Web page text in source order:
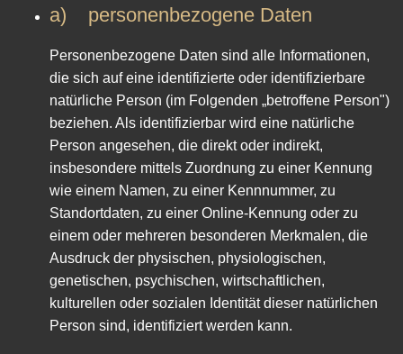
a) personenbezogene Daten
Personenbezogene Daten sind alle Informationen,
die sich auf eine identifizierte oder identifizierbare
natürliche Person (im Folgenden „betroffene Person")
beziehen. Als identifizierbar wird eine natürliche
Person angesehen, die direkt oder indirekt,
insbesondere mittels Zuordnung zu einer Kennung
wie einem Namen, zu einer Kennnummer, zu
Standortdaten, zu einer Online-Kennung oder zu
einem oder mehreren besonderen Merkmalen, die
Ausdruck der physischen, physiologischen,
genetischen, psychischen, wirtschaftlichen,
kulturellen oder sozialen Identität dieser natürlichen
Person sind, identifiziert werden kann.